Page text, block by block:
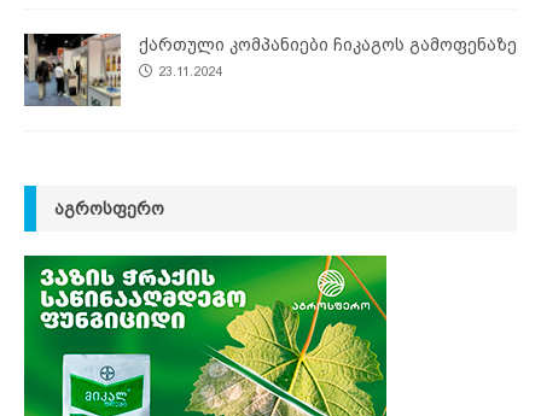
ქართული კომპანიები ჩიკაგოს გამოფენაზე
23.11.2024
ᲐᲒᲠᲝᲡᲤᲔᲠᲝ